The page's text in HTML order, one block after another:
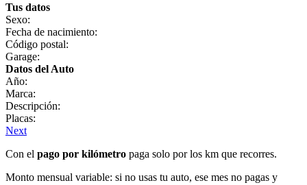
Tus datos
Sexo:
Fecha de nacimiento:
Código postal:
Garage:
Datos del Auto
Año:
Marca:
Descripción:
Placas:
Next
Con el pago por kilómetro paga solo por los km que recorres.
Monto mensual variable: si no usas tu auto, ese mes no pagas y